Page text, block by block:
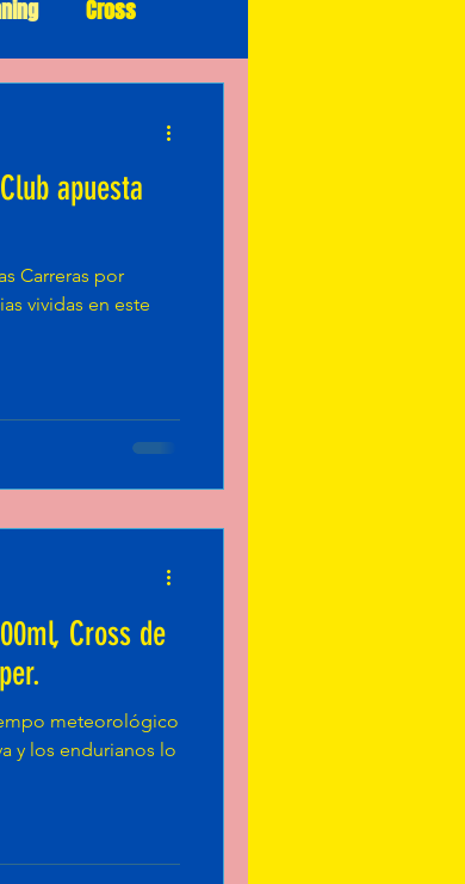
Cross
apuesta
Carreras por
vividas en este
Cross de
meteorológico
y los endurianos lo